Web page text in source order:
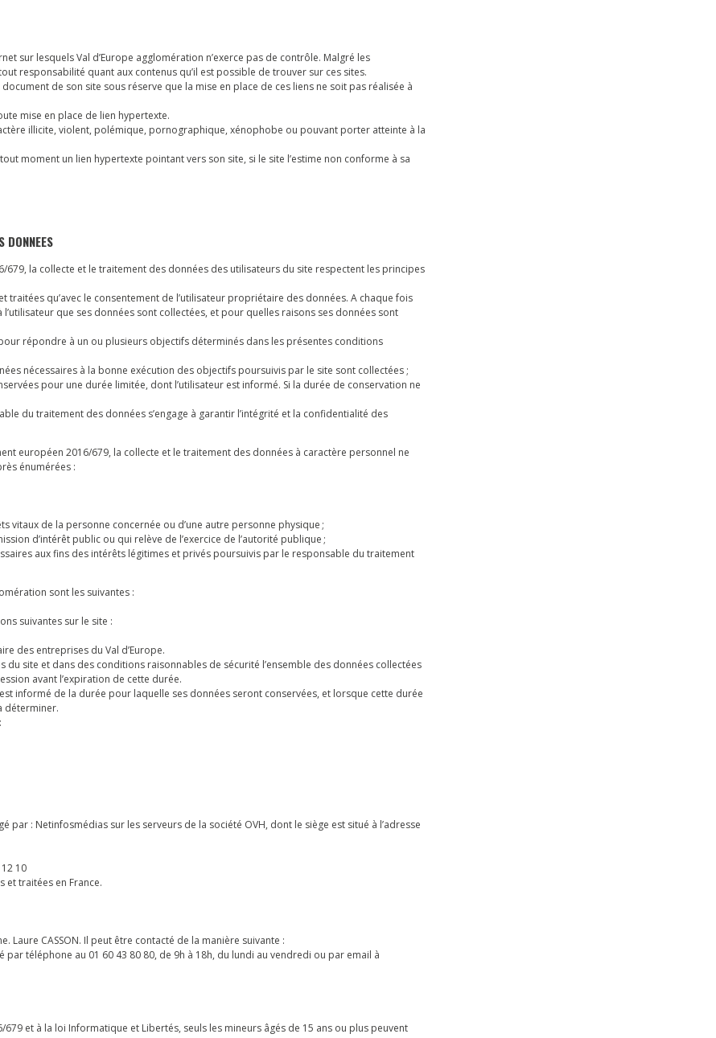
sur lesquels Val d’Europe agglomération n’exerce pas de contrôle. Malgré les
responsabilité quant aux contenus qu’il est possible de trouver sur ces sites.
de son site sous réserve que la mise en place de ces liens ne soit pas réalisée à
mise en place de lien hypertexte.
illicite, violent, polémique, pornographique, xénophobe ou pouvant porter atteinte à la
moment un lien hypertexte pointant vers son site, si le site l’estime non conforme à sa
DONNEES
la collecte et le traitement des données des utilisateurs du site respectent les principes
qu’avec le consentement de l’utilisateur propriétaire des données. A chaque fois
que ses données sont collectées, et pour quelles raisons ses données sont
répondre à un ou plusieurs objectifs déterminés dans les présentes conditions
nécessaires à la bonne exécution des objectifs poursuivis par le site sont collectées ;
pour une durée limitée, dont l’utilisateur est informé. Si la durée de conservation ne
du traitement des données s’engage à garantir l’intégrité et la confidentialité des
européen 2016/679, la collecte et le traitement des données à caractère personnel ne
énumérées :
vitaux de la personne concernée ou d’une autre personne physique ;
d’intérêt public ou qui relève de l’exercice de l’autorité publique ;
aux fins des intérêts légitimes et privés poursuivis par le responsable du traitement
sont les suivantes :
suivantes sur le site :
des entreprises du Val d’Europe.
site et dans des conditions raisonnables de sécurité l’ensemble des données collectées
avant l’expiration de cette durée.
informé de la durée pour laquelle ses données seront conservées, et lorsque cette durée
déterminer.
par : Netinfosmédias sur les serveurs de la société OVH, dont le siège est situé à l’adresse
10
et traitées en France.
CASSON. Il peut être contacté de la manière suivante :
téléphone au 01 60 43 80 80, de 9h à 18h, du lundi au vendredi ou par email à
et à la loi Informatique et Libertés, seuls les mineurs âgés de 15 ans ou plus peuvent